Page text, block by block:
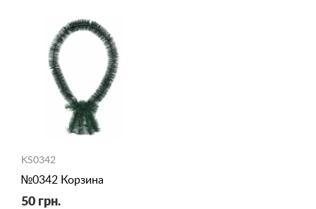
KS0342
№0342 Корзина
50 грн.